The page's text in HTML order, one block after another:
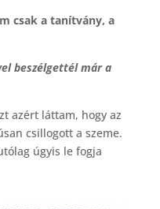
csak a tanítvány, a
beszélgettél már a
azért láttam, hogy az
csillogott a szeme.
úgyis le fogja